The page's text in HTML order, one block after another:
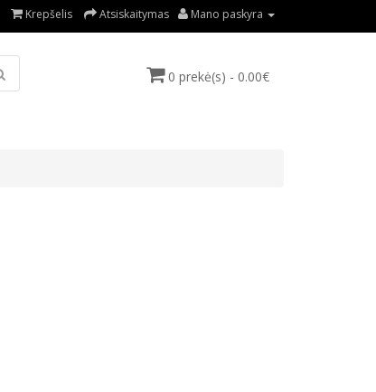
Krepšelis Atsiskaitymas Mano paskyra
0 prekė(s) - 0.00€